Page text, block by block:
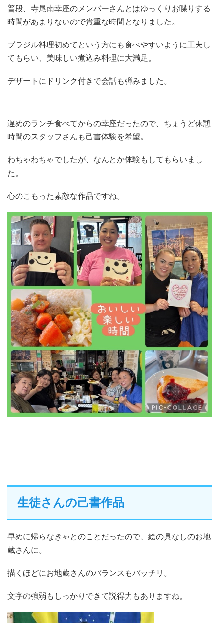
普段、寺尾南幸座のメンバーさんとはゆっくりお喋りする
時間があまりないので貴重な時間となりました。
ブラジル料理初めてという方にも食べやすいように工夫し
てもらい、美味しい煮込み料理に大満足。
デザートにドリンク付きで会話も弾みました。
遅めのランチ食べてからの幸座だったので、ちょうど休憩
時間のスタッフさんも己書体験を希望。
わちゃわちゃでしたが、なんとか体験もしてもらいまし
た。
心のこもった素敵な作品ですね。
生徒さんの己書作品
早めに帰らなきゃとのことだったので、絵の具なしのお地
蔵さんに。
描くほどにお地蔵さんのバランスもバッチリ。
文字の強弱もしっかりできて説得力もありますね。